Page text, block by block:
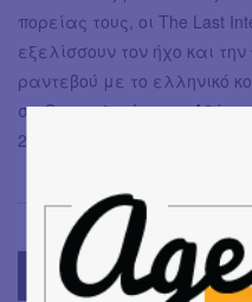
πορείας τους, οι The Last
εξελίσσουν τον ήχο και
ραντεβού με το ελληνικό
σε Θεσσαλονίκη και
2027 και το Σάββατο 20
TODAY'S